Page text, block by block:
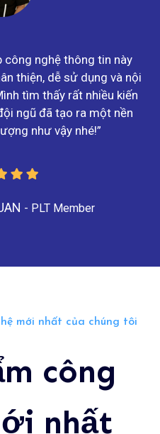
công nghệ thông tin này
thiện, dễ sử dụng và nội
tìm thấy rất nhiều kiến
ngũ đã tạo ra một nền
như vậy nhé!”
- PLT Member
mới nhất của chúng tôi
công
nhất